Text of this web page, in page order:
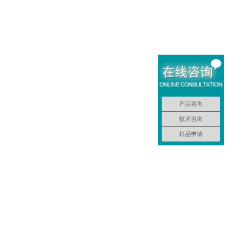
产品咨询
技术咨询
样品申请